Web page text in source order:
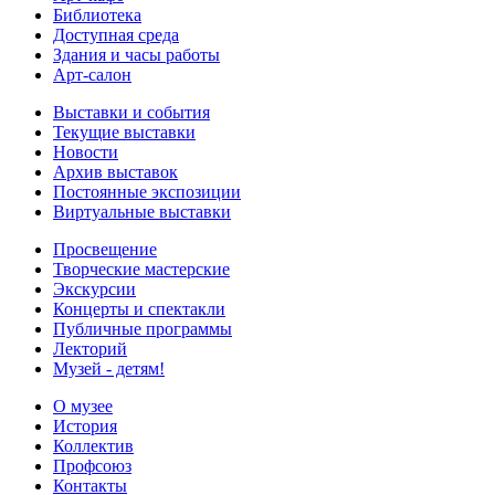
Библиотека
Доступная среда
Здания и часы работы
Арт-салон
Выставки и события
Текущие выставки
Новости
Архив выставок
Постоянные экспозиции
Виртуальные выставки
Просвещение
Творческие мастерские
Экскурсии
Концерты и спектакли
Публичные программы
Лекторий
Музей - детям!
О музее
История
Коллектив
Профсоюз
Контакты